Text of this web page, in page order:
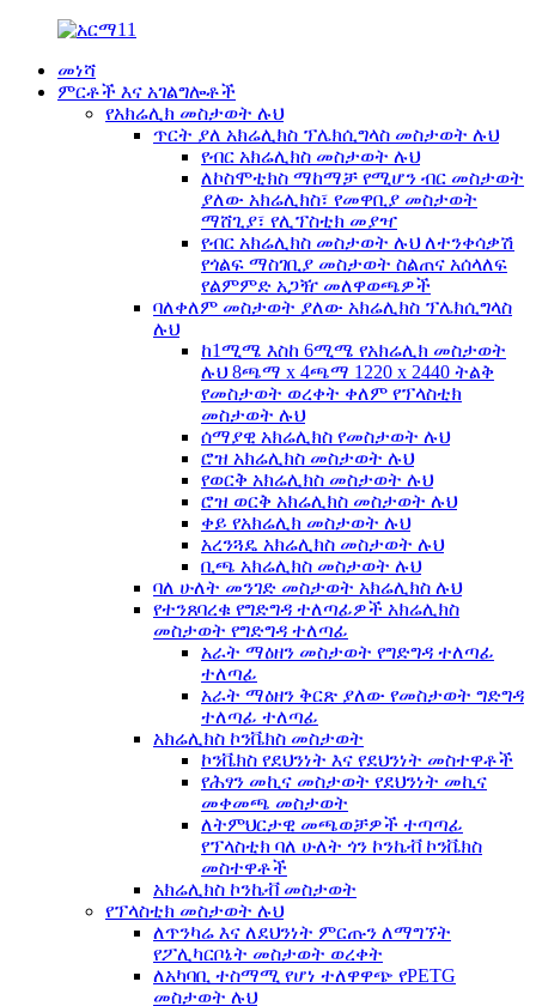
መነሻ
ምርቶች እና አገልግሎቶች
የአክሬሊክ መስታወት ሉህ
ጥርት ያለ አክሬሊክስ ፕሌክሲግላስ መስታወት ሉህ
የብር አክሬሊክስ መስታወት ሉህ
ለኮስሞቲክስ ማከማቻ የሚሆን ብር መስታወት
ያለው አክሬሊክስ፣ የመዋቢያ መስታወት
ማሸጊያ፣ የሊፕስቲክ መያዣ
የብር አክሬሊክስ መስታወት ሉህ ለተንቀሳቃሽ
የጎልፍ ማስገቢያ መስታወት ስልጠና አሰላለፍ
የልምምድ አጋዥ መለዋወጫዎች
ባለቀለም መስታወት ያለው አክሬሊክስ ፕሌክሲግላስ
ሉህ
ከ1ሚሜ እስከ 6ሚሜ የአክሬሊክ መስታወት
ሉህ 8ጫማ x 4ጫማ 1220 x 2440 ትልቅ
የመስታወት ወረቀት ቀለም የፕላስቲክ
መስታወት ሉህ
ሰማያዊ አክሬሊክስ የመስታወት ሉህ
ሮዝ አክሬሊክስ መስታወት ሉህ
የወርቅ አክሬሊክስ መስታወት ሉህ
ሮዝ ወርቅ አክሬሊክስ መስታወት ሉህ
ቀይ የአክሬሊክ መስታወት ሉህ
አረንጓዴ አክሬሊክስ መስታወት ሉህ
ቢጫ አክሬሊክስ መስታወት ሉህ
ባለ ሁለት መንገድ መስታወት አክሬሊክስ ሉህ
የተንጸባረቁ የግድግዳ ተለጣፊዎች አክሬሊክስ
መስታወት የግድግዳ ተለጣፊ
አራት ማዕዘን መስታወት የግድግዳ ተለጣፊ
ተለጣፊ
አራት ማዕዘን ቅርጽ ያለው የመስታወት ግድግዳ
ተለጣፊ ተለጣፊ
አክሬሊክስ ኮንቬክስ መስታወት
ኮንቬክስ የደህንነት እና የደህንነት መስተዋቶች
የሕፃን መኪና መስታወት የደህንነት መኪና
መቀመጫ መስታወት
ለትምህርታዊ መጫወቻዎች ተጣጣፊ
የፕላስቲክ ባለ ሁለት ጎን ኮንኬቭ ኮንቬክስ
መስተዋቶች
አክሬሊክስ ኮንኬቭ መስታወት
የፕላስቲክ መስታወት ሉህ
ለጥንካሬ እና ለደህንነት ምርጡን ለማግኘት
የፖሊካርቦኔት መስታወት ወረቀት
ለአካባቢ ተስማሚ የሆነ ተለዋዋጭ የPETG
መስታወት ሉህ